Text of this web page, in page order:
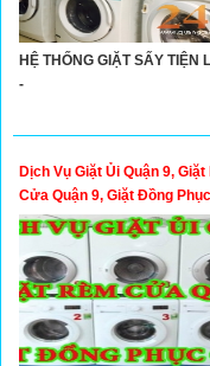
HỆ THỐNG GIẶT SẤY TIỆN
-
Dịch Vụ Giặt Ủi Quận 9, Giặt
Cửa Quận 9, Giặt Đồng
9